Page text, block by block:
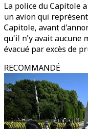
La police du Capitole
un avion qui
Capitole, avant
qu'il n'y avait aucune
évacué par excès de
RECOMMANDÉ